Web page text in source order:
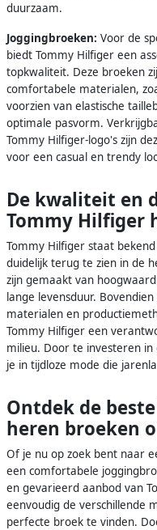
duurzaam.
Joggingbroeken: Voor de
biedt Tommy Hilfiger een
topkwaliteit. Deze broeken
comfortabele materialen,
voorzien van elastische
optimale pasvorm.
Tommy Hilfiger-logo's zijn
voor een casual en trendy
De kwaliteit en
Tommy Hilfiger
Tommy Hilfiger staat
duidelijk terug te zien in de
zijn gemaakt van
lange levensduur.
materialen en
Tommy Hilfiger een
milieu. Door te investeren
je in tijdloze mode die
Ontdek de
heren broeken
Of je nu op zoek bent naar
een comfortabele
en gevarieerd aanbod van
eenvoudig de verschillende
perfecte broek te vinden.